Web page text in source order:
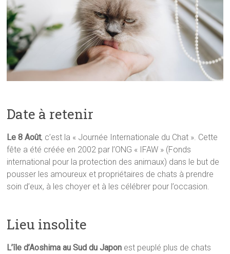
chats,
lapins,
oiseaux,
poissons,
etc…
Date à retenir
Le 8 Août, c’est la « Journée Internationale du Chat ». Cette
fête a été créée en 2002 par l’ONG « IFAW » (Fonds
international pour la protection des animaux) dans le but de
pousser les amoureux et propriétaires de chats à prendre
soin d’eux, à les choyer et à les célébrer pour l’occasion.
Lieu insolite
L’île d’Aoshima au Sud du Japon est peuplé plus de chats